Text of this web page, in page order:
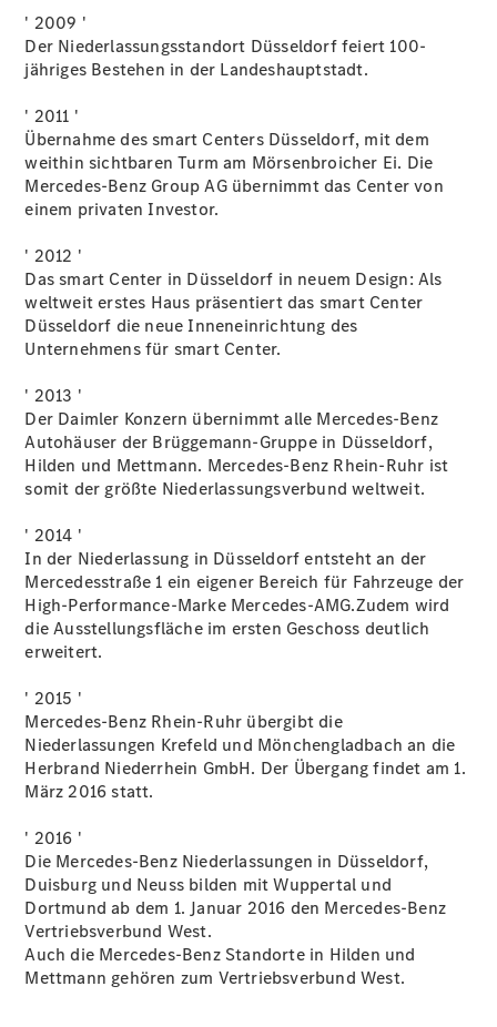
EQE
Limousine -
Limousine -
elektrisch
C-Klasse
Limousine
elektrisch
E-Klasse
Limousine
S-Klasse
Lang
Mercedes-
Maybach S-
Klasse
Der neue
elektrische
GLA
elektrisch
EQS SUV –
elektrisch
G-Klasse –
elektrisch
Mercedes-
' 2009 '
Der Niederlassungsstandort Düsseldorf feiert 100-
jähriges Bestehen in der Landeshauptstadt.
' 2011 '
Übernahme des smart Centers Düsseldorf, mit dem
weithin sichtbaren Turm am Mörsenbroicher Ei. Die
Mercedes-Benz Group AG übernimmt das Center von
einem privaten Investor.
' 2012 '
Das smart Center in Düsseldorf in neuem Design: Als
weltweit erstes Haus präsentiert das smart Center
Düsseldorf die neue Inneneinrichtung des
Unternehmens für smart Center.
' 2013 '
Der Daimler Konzern übernimmt alle Mercedes-Benz
Autohäuser der Brüggemann-Gruppe in Düsseldorf,
Hilden und Mettmann. Mercedes-Benz Rhein-Ruhr ist
somit der größte Niederlassungsverbund weltweit.
' 2014 '
In der Niederlassung in Düsseldorf entsteht an der
Mercedesstraße 1 ein eigener Bereich für Fahrzeuge der
High-Performance-Marke Mercedes-AMG.Zudem wird
die Ausstellungsfläche im ersten Geschoss deutlich
erweitert.
' 2015 '
Mercedes-Benz Rhein-Ruhr übergibt die
Niederlassungen Krefeld und Mönchengladbach an die
Herbrand Niederrhein GmbH. Der Übergang findet am 1.
März 2016 statt.
' 2016 '
Die Mercedes-Benz Niederlassungen in Düsseldorf,
Duisburg und Neuss bilden mit Wuppertal und
Dortmund ab dem 1. Januar 2016 den Mercedes-Benz
Vertriebsverbund West.
Auch die Mercedes-Benz Standorte in Hilden und
Mettmann gehören zum Vertriebsverbund West.